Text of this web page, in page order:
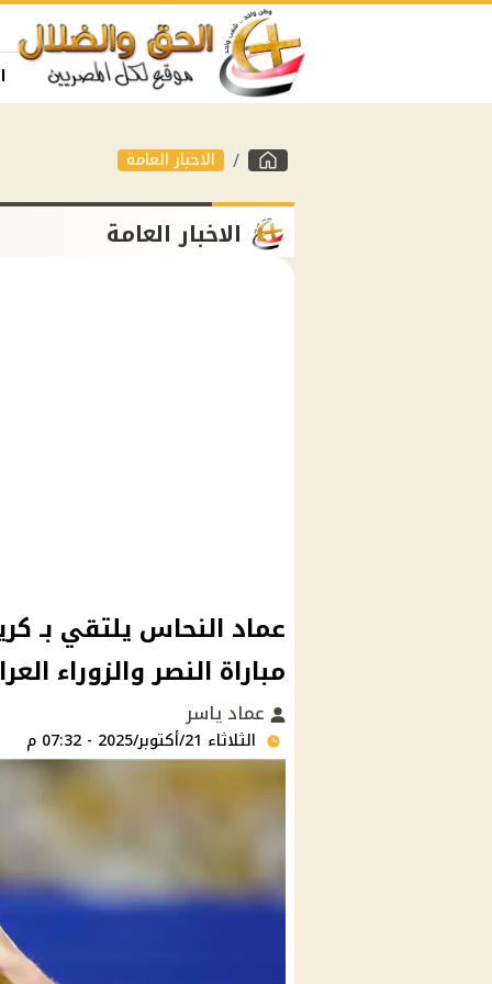
الاخبار العامة
الاخبار العامة
عماد النحاس يلتقي بـ
مباراة النصر والزوراء
عماد ياسر
الثلاثاء 21/أكتوبر/2025 - 07:32 م